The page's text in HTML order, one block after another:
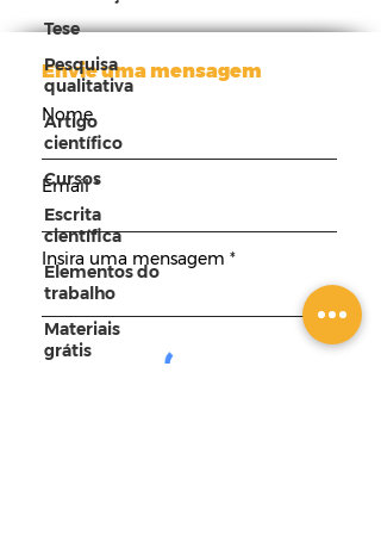
Tese
Pesquisa
qualitativa
Artigo
científico
Cursos
Escrita
científica
Elementos do
trabalho
Materiais
grátis
Envie uma mensagem
Nome
Email
Insira uma mensagem